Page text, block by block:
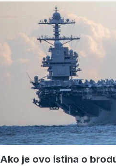
Ako je ovo istina o